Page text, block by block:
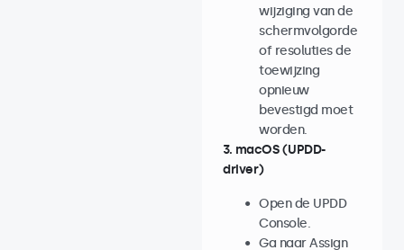
wijziging van de
schermvolgorde
of resoluties de
toewijzing
opnieuw
bevestigd moet
worden.
3. macOS (UPDD-
driver)
Open de UPDD
Console.
Ga naar Assign